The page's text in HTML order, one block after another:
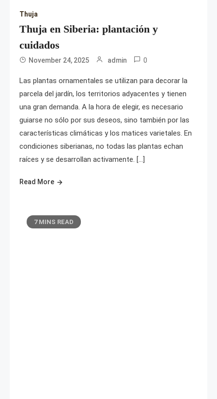
Thuja
Thuja en Siberia: plantación y
cuidados
November 24, 2025 admin 0
Las plantas ornamentales se utilizan para decorar la
parcela del jardín, los territorios adyacentes y tienen
una gran demanda. A la hora de elegir, es necesario
guiarse no sólo por sus deseos, sino también por las
características climáticas y los matices varietales. En
condiciones siberianas, no todas las plantas echan
raíces y se desarrollan activamente. […]
Read More
7 MINS READ